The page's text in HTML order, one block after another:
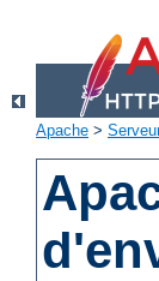
Apache >